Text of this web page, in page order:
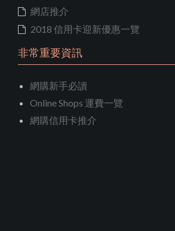
網店推介
2018 信用卡迎新優惠一覽
非常重要資訊
網購新手必讀
Online Shops 運費一覽
網購信用卡推介